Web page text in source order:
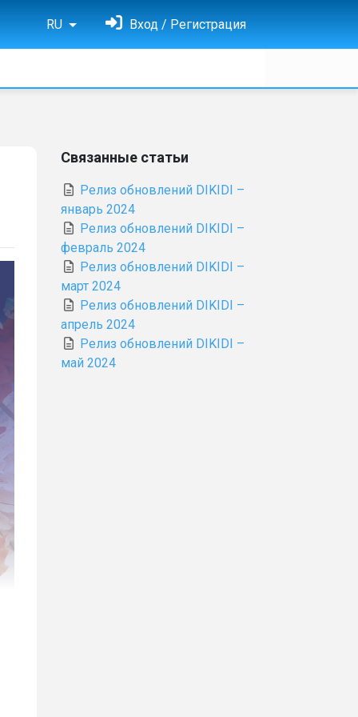
RU Вход / Регистрация
Связанные статьи
Релиз обновлений DIKIDI –
январь 2024
Релиз обновлений DIKIDI –
февраль 2024
Релиз обновлений DIKIDI –
март 2024
Релиз обновлений DIKIDI –
апрель 2024
Релиз обновлений DIKIDI –
май 2024